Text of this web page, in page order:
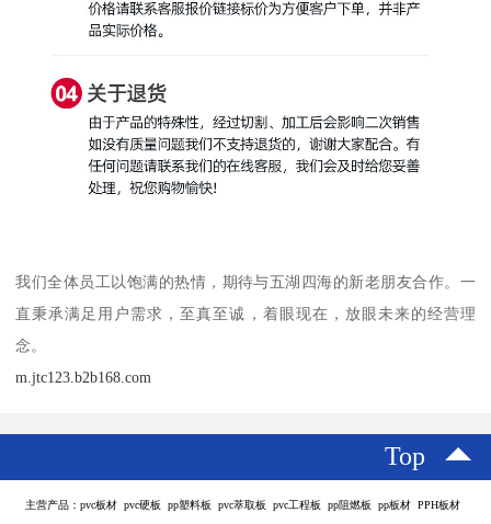
我们全体员工以饱满的热情，期待与五湖四海的新老朋友合作。一
直秉承满足用户需求，至真至诚，着眼现在，放眼未来的经营理
念。
m.jtc123.b2b168.com
Top
主营产品：pvc板材 pvc硬板 pp塑料板 pvc萃取板 pvc工程板 pp阻燃板 pp板材 PPH板材